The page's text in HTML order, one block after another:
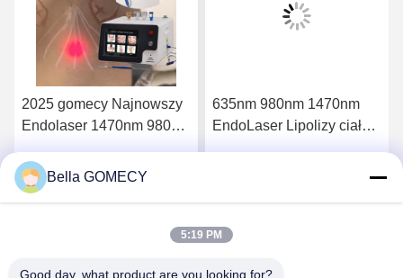
2025 gomecy Najnowszy
Endolaser 1470nm 980nm
Twarzy Liposukcja
Maszyna
635nm 980nm 1470nm
EndoLaser Lipolizy ciała
za pomocą precyzyjnej
Bella GOMECY
5:19 PM
Good day, what product are you looking for?